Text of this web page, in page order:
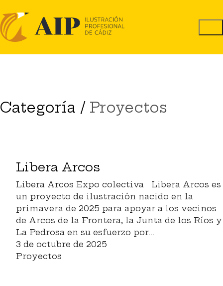
Categoría / Proyectos
Libera Arcos
Libera Arcos Expo colectiva Libera Arcos es
un proyecto de ilustración nacido en la
primavera de 2025 para apoyar a los vecinos
de Arcos de la Frontera, la Junta de los Ríos y
La Pedrosa en su esfuerzo por…
3 de octubre de 2025
Proyectos